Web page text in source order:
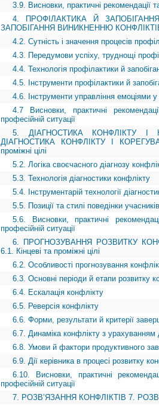
3.9. Висновки, практичні рекомендації
4. ПРОФІЛАКТИКА Й
ЗАПОБІГАННЯ ВИНИКНЕННЮ КОНФЛІКТІВ
4.2. Сутність і значення процесів
4.3. Передумови успіху, труднощі
4.4. Технологія профілактики й
4.5. Інструменти профілактики й
4.6. Інструменти управління емоціями у
4.7 Висновки, практичні
професійній ситуації
5. ДІАГНОСТИКА КОНФЛІКТУ І
ДІАГНОСТИКА КОНФЛІКТУ І
проміжні цілі
5.2. Логіка своєчасного діагнозу
5.3. Технологія діагностики конфлікту
5.4. Інструментарій технології
5.5. Позиції та стилі поведінки
5.6. Висновки, практичні
професійній ситуації
6. ПРОГНОЗУВАННЯ РОЗВИТКУ
6.1. Кінцеві та проміжні цілі
6.2. Особливості прогнозування
6.3. Основні періоди й етапи розвитку
6.4. Ескалація конфлікту
6.5. Реверсія конфлікту
6.6. Форми, результати й критерії
6.7. Динаміка конфлікту з урахуванням
6.8. Умови й фактори продуктивного
6.9. Дії керівника в процесі розвитку
6.10. Висновки, практичні
професійній ситуації
7. РОЗВ’ЯЗАННЯ КОНФЛІКТІВ 7.